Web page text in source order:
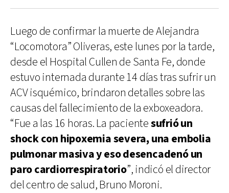
Luego de confirmar la muerte de Alejandra
“Locomotora” Oliveras, este lunes por la tarde,
desde el Hospital Cullen de Santa Fe, donde
estuvo internada durante 14 días tras sufrir un
ACV isquémico, brindaron detalles sobre las
causas del fallecimiento de la exboxeadora.
“Fue a las 16 horas. La pacientesufrió un
shock con hipoxemia severa, una embolia
pulmonar masiva y eso desencadenó un
paro cardiorrespiratorio”, indicó el director
del centro de salud, Bruno Moroni.